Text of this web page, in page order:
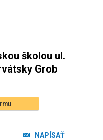
školou ul.
900 25 Chorvátsky Grob
NAPÍSAŤ